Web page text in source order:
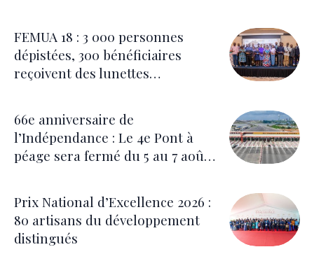
FEMUA 18 : 3 000 personnes
dépistées, 300 bénéficiaires
reçoivent des lunettes
66e anniversaire de
l’Indépendance : Le 4e Pont à
péage sera fermé du 5 au 7 août
Prix National d’Excellence 2026 :
80 artisans du développement
distingués